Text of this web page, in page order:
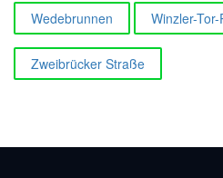
Wedebrunnen Winzler-
Zweibrücker Straße